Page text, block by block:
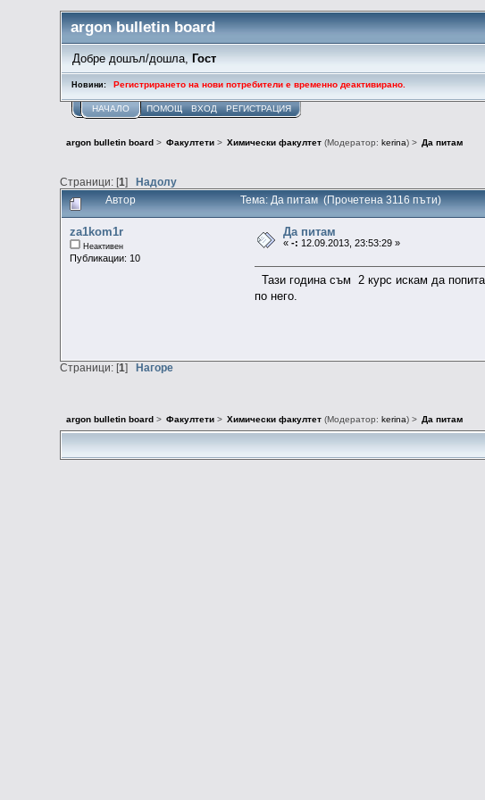
argon bulletin board
Добре дошъл/дошла, Гост
Новини: Регистрирането на нови потребители е временно деактивирано.
НАЧАЛО ПОМОЩ ВХОД РЕГИСТРАЦИЯ
argon bulletin board> Факултети> Химически факултет(Модератор: kerina) > Да питам
Страници: [1]Надолу
Автор Тема: Да питам (Прочетена 3116 пъти)
za1kom1r
Неактивен
Публикации: 10
Да питам
«-: 12.09.2013, 23:53:29 »
Тази година съм 2 курс искам да
по него.
Страници: [1]Нагоре
argon bulletin board> Факултети> Химически факултет(Модератор: kerina) > Да питам